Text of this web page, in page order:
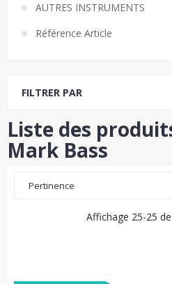
AUTRES INSTRUMENTS
Référence Article
FILTRER PAR
Liste des
Mark Bass
Pertinence
Affichage 25-25